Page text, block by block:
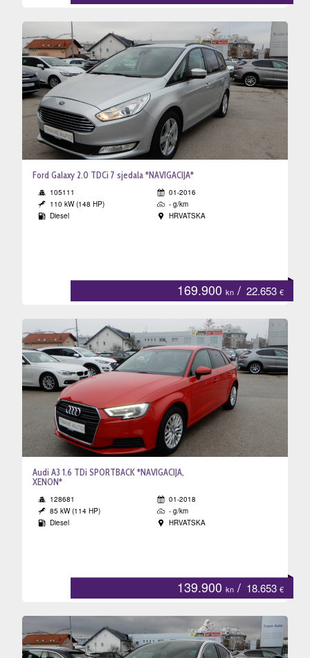
Ford Galaxy 2.0 TDCi 7 sjedala *NAVIGACIJA*
105111
01-2016
110 kW (148 HP)
- g/km
Diesel
HRVATSKA
169.900 kn / 22.653 €
Audi A3 1.6 TDi SPORTBACK *NAVIGACIJA,
XENON*
128681
01-2018
85 kW (114 HP)
- g/km
Diesel
HRVATSKA
139.900 kn / 18.653 €